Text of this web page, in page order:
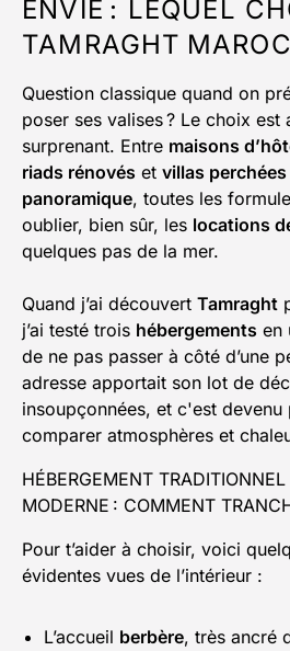
ENVIE : LEQUEL
TAMRAGHT
Question classique quand on
poser ses valises ? Le choix est
surprenant. Entre maisons
riads rénovés et villas
panoramique, toutes les
oublier, bien sûr, les locations
quelques pas de la mer.
Quand j’ai découvert Tamraght
j’ai testé trois hébergements en
de ne pas passer à côté d’une
adresse apportait son lot de
insoupçonnées, et c'est
comparer atmosphères et
HÉBERGEMENT
MODERNE : COMMENT
Pour t’aider à choisir, voici
évidentes vues de l’intérieur :
L’accueil berbère, très ancré